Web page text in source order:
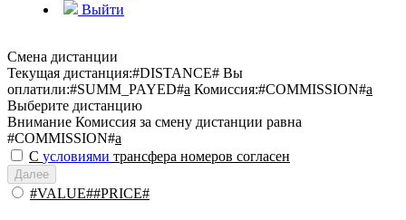
Выйти
Смена дистанции
Текущая дистанция:#DISTANCE# Вы
оплатили:#SUMM_PAYED#a Комиссия:#COMMISSION#a
Выберите дистанцию
Внимание Комиссия за смену дистанции равна
#COMMISSION#a
С условиями трансфера номеров согласен
Далее
#VALUE##PRICE#